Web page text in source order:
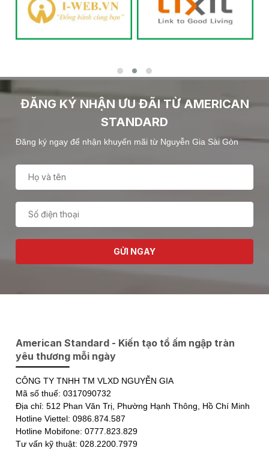
ĐĂNG KÝ NHẬN ƯU ĐÃI TỪ AMERICAN
STANDARD
Đăng ký ngay để nhận khuyến mãi từ Nguyễn Gia Sài Gòn
GỬI NGAY
American Standard - Kiến tạo tổ ấm ngập tràn
yêu thương mỗi ngày
CÔNG TY TNHH TM VLXD NGUYỄN GIA
Mã số thuế: 0317090732
Địa chỉ: 512 Phan Văn Trị, Phường Hạnh Thông, Hồ Chí Minh
Hotline Viettel: 0986.874.587
Hotline Mobifone: 0777.823.829
Tư vấn kỹ thuật: 028.2200.7979